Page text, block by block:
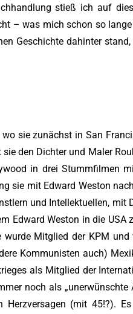
stieß ich auf
– was mich schon so
Geschichte dahinter
sie zunächst in San
den Dichter und Maler
in drei Stummfilmen
sie mit Edward Weston
und Intellektuellen, mit
Edward Weston in die USA
wurde Mitglied der KPM und
Kommunisten auch)
als Mitglied der
noch als „unerwünschte
(mit 45!?).